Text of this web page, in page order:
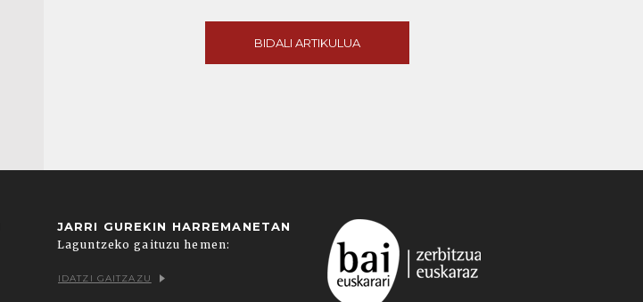
BIDALI ARTIKULUA
JARRI GUREKIN HARREMANETAN
Laguntzeko gaituzu hemen:
IDATZI GAITZAZU